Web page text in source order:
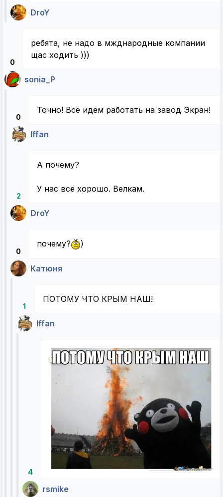
DroY
0
ребята, не надо в мжднародные компании
щас ходить )))
sonia_P
0
Точно! Все идем работать на завод Экран!
Iffan
2
А почему?
У нас всё хорошо. Велкам.
DroY
0
почему? )
Катюня
1
ПОТОМУ ЧТО КРЫМ НАШ!
Iffan
4
rsmike